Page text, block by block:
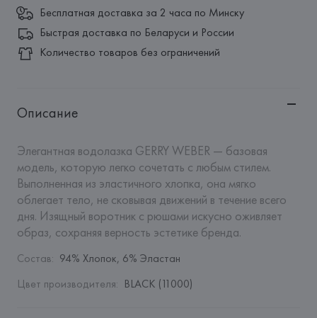
Бесплатная доставка за 2 часа по Минску
Быстрая доставка по Беларуси и России
Количество товаров без ограничений
Описание
Элегантная водолазка GERRY WEBER — базовая
модель, которую легко сочетать с любым стилем.
Выполненная из эластичного хлопка, она мягко
облегает тело, не сковывая движений в течение всего
дня. Изящный воротник с рюшами искусно оживляет
образ, сохраняя верность эстетике бренда.
Состав: 94% Хлопок, 6% Эластан
Цвет производителя: BLACK (11000)